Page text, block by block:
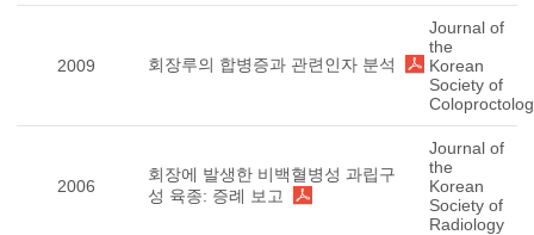
2009 회장루의 합병증과 관련인자 분석
Journal of
the
Korean
Society of
2006
회장에 발생한 비백혈병성 과립구
성 육종: 증례 보고
Journal of
the
Korean
Society of
Radiology